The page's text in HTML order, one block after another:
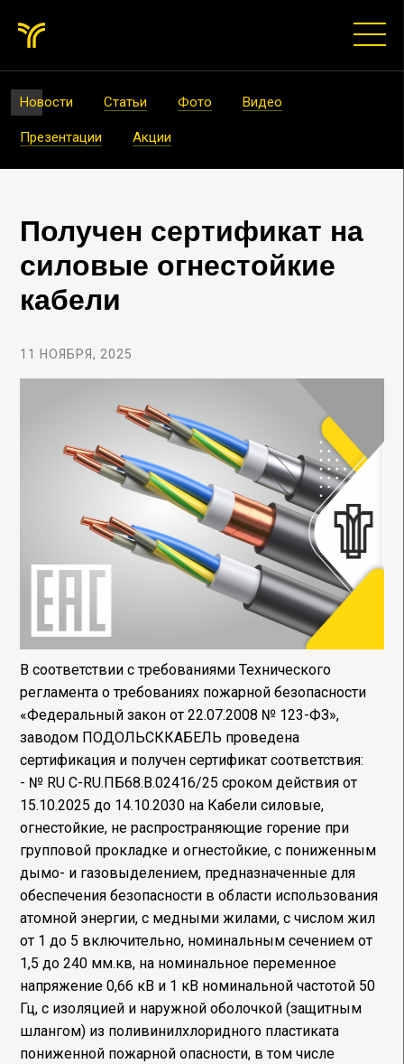
Новости Статьи Фото Видео
Презентации Акции
Получен сертификат на
силовые огнестойкие
кабели
11 НОЯБРЯ, 2025
В соответствии с требованиями Технического
регламента о требованиях пожарной безопасности
«Федеральный закон от 22.07.2008 № 123-ФЗ»,
заводом ПОДОЛЬСККАБЕЛЬ проведена
сертификация и получен сертификат соответствия:
- № RU С-RU.ПБ68.В.02416/25 сроком действия от
15.10.2025 до 14.10.2030 на Кабели силовые,
огнестойкие, не распространяющие горение при
групповой прокладке и огнестойкие, с пониженным
дымо- и газовыделением, предназначенные для
обеспечения безопасности в области использования
атомной энергии, с медными жилами, с числом жил
от 1 до 5 включительно, номинальным сечением от
1,5 до 240 мм.кв, на номинальное переменное
напряжение 0,66 кВ и 1 кВ номинальной частотой 50
Гц, с изоляцией и наружной оболочкой (защитным
шлангом) из поливинилхлоридного пластиката
пониженной пожарной опасности, в том числе